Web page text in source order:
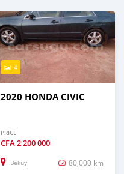
4
2020 HONDA CIVIC
PRICE
CFA2 200 000
Bekuy 80,000 km